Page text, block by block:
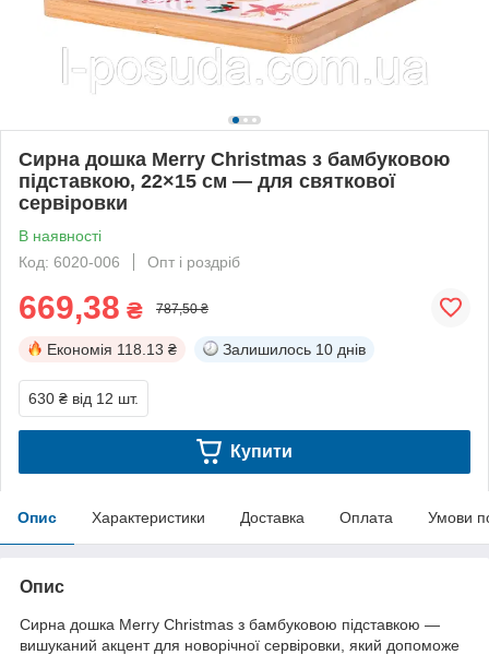
Сирна дошка Merry Christmas з бамбуковою
підставкою, 22×15 см — для святкової
сервіровки
В наявності
Код: 6020-006
Опт і роздріб
669,38 ₴ 787,50 ₴
Економія 118.13 ₴ Залишилось 10 днів
630 ₴ від 12 шт.
Купити
Опис Характеристики Доставка Оплата Умови
Опис
Сирна дошка Merry Christmas з бамбуковою підставкою —
вишуканий акцент для новорічної сервіровки, який допоможе